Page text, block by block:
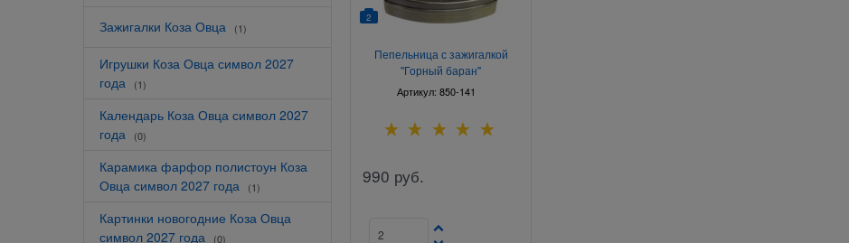
Зажигалки Коза Овца (1)
Игрушки Коза Овца символ 2027
года
(1)
Календарь Коза Овца символ 2027
года
(0)
Карамика фарфор полистоун Коза
Овца символ 2027 года
(1)
Картинки новогодние Коза Овца
символ 2027 года
(0)
2
Пепельница с зажигалкой
"Горный баран"
Артикул:850-141
990 руб.